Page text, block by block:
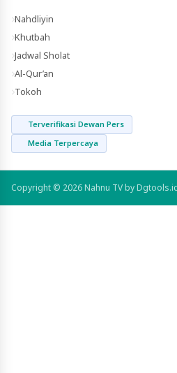
Nahdliyin
Khutbah
Jadwal Sholat
Al-Qur’an
Tokoh
Terverifikasi Dewan Pers
Media Terpercaya
Copyright © 2026 Nahnu TV by